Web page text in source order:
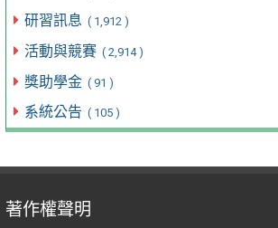
研習訊息 ( 1,912 )
活動與競賽 ( 2,914 )
獎助學金 ( 91 )
系統公告 ( 105 )
著作權聲明